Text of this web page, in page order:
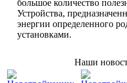
большое количество
Устройства,
энергии определенного
установками.
Наши